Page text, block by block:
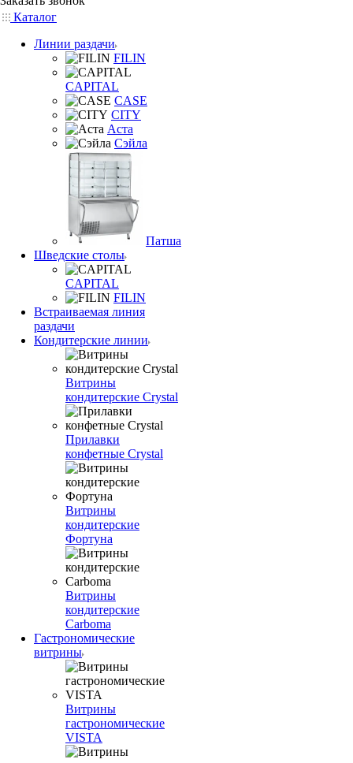
Каталог
Линии раздачи
FILIN
CAPITAL
CASE
CITY
Аста
Сэйла
Патша
Шведские столы
CAPITAL
FILIN
Встраиваемая линия
раздачи
Кондитерские линии
Витрины
кондитерские Crystal
Прилавки
конфетные Crystal
Витрины
кондитерские
Фортуна
Витрины
кондитерские
Carboma
Гастрономические
витрины
Витрины
гастрономические
VISTA